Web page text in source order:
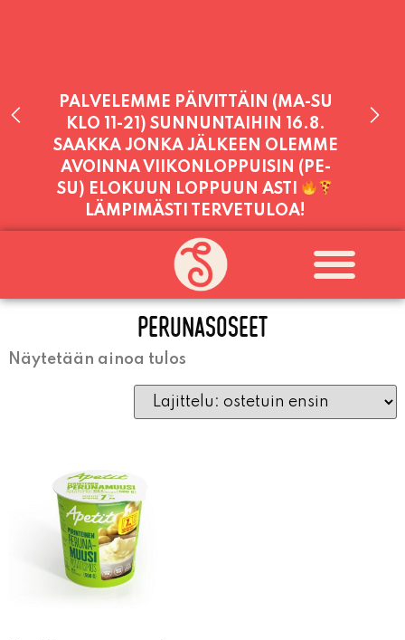
PALVELEMME PÄIVITTÄIN (MA-SU
KLO 11-21) SUNNUNTAIHIN 16.8.
SAAKKA JONKA JÄLKEEN OLEMME
AVOINNA VIIKONLOPPUISIN (PE-
SU) ELOKUUN LOPPUUN ASTI
LÄMPIMÄSTI TERVETULOA!
PALVELEMME TÄNÄÄN:
SUNNUNTAI11:00 - 21:00
PERUNASOSEET
Näytetään ainoa tulos